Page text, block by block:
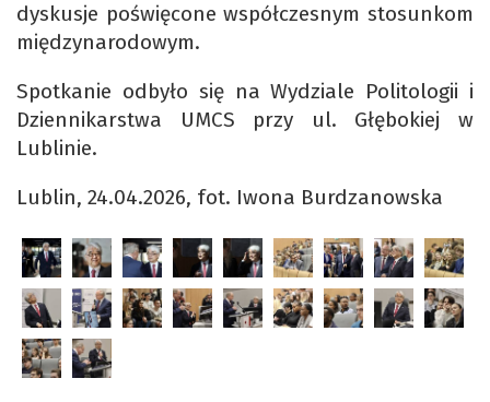
dyskusje poświęcone współczesnym stosunkom
międzynarodowym.
Spotkanie odbyło się na Wydziale Politologii i
Dziennikarstwa UMCS przy ul. Głębokiej w
Lublinie.
Lublin, 24.04.2026, fot. Iwona Burdzanowska